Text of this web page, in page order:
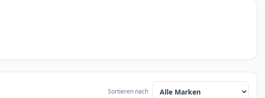
Sortieren nach